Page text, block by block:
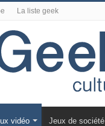
La liste geek
vidéo Jeux de société